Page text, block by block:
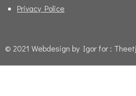
Privacy Police
© 2021 Webdesign by Igor for :